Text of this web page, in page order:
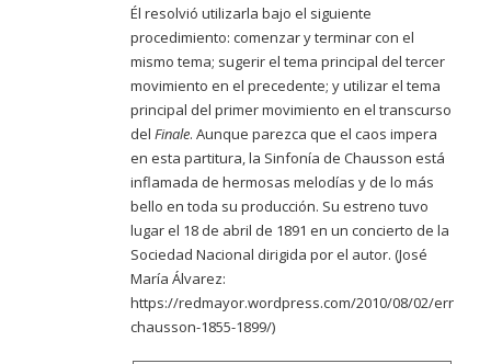
Él resolvió utilizarla bajo el siguiente
procedimiento: comenzar y terminar con el
mismo tema; sugerir el tema principal del tercer
movimiento en el precedente; y utilizar el tema
principal del primer movimiento en el transcurso
del Finale. Aunque parezca que el caos impera
en esta partitura, la Sinfonía de Chausson está
inflamada de hermosas melodías y de lo más
bello en toda su producción. Su estreno tuvo
lugar el 18 de abril de 1891 en un concierto de la
Sociedad Nacional dirigida por el autor. (José
María Álvarez:
https://redmayor.wordpress.com/2010/08/02/ernest-
chausson-1855-1899/)